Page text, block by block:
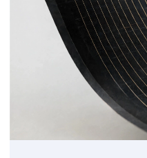
Li-
ion
batterijen
Nederland:
volumes